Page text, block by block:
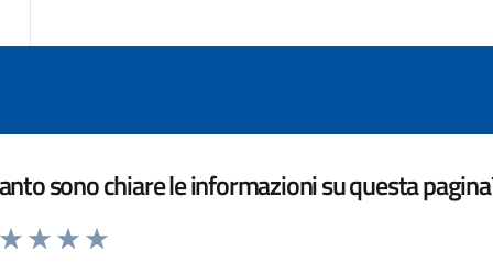
sono chiare le informazioni su questa
da 1 a 5 stelle la pagina